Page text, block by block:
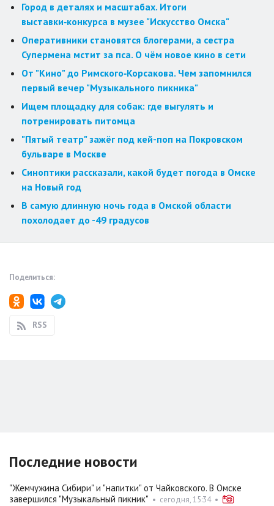
Город в деталях и масштабах. Итоги
выставки‑конкурса в музее "Искусство Омска"
Оперативники становятся блогерами, а сестра
Супермена мстит за пса. О чём новое кино в сети
От "Кино" до Римского‑Корсакова. Чем запомнился
первый вечер "Музыкального пикника"
Ищем площадку для собак: где выгулять и
потренировать питомца
"Пятый театр" зажёг под кей-поп на Покровском
бульваре в Москве
Синоптики рассказали, какой будет погода в Омске
на Новый год
В самую длинную ночь года в Омской области
похолодает до -49 градусов
Поделиться:
RSS
Последние новости
"Жемчужина Сибири" и "напитки" от Чайковского. В Омске
завершился "Музыкальный пикник" • сегодня, 15:34•